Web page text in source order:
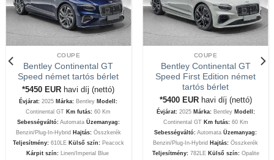
COUPE
Bentley Continental GT
Speed német tartós bérlet
*5450 EUR havi díj (nettó)
Évjárat: 2025 Márka: Bentley Modell:
Continental GT Km futás:60 Km
Sebességváltó:Automata Üzemanyag:
Benzin/Plug-In-Hybrid Hajtás:Összkerék
Teljesítmény:610LE Külső szín: Peacock
Kárpit szín:Linen/Imperial Blue
COUPE
Bentley Continental GT
Speed First Edition német
tartós bérlet
*5400 EUR havi díj (nettó)
Évjárat:2025 Márka:Bentley Modell:
Continental GT Km futás: 60 Km
Sebességváltó: AutomataÜzemanyag:
Benzin/Plug-In-Hybrid Hajtás: Összkerék
Teljesítmény:782LE Külső szín: Opalite